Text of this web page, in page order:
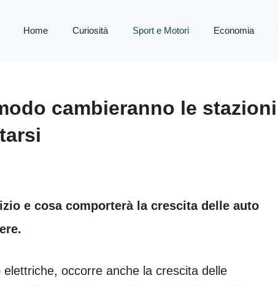
Home Curiosità Sport e Motori Economia
cambieranno le stazioni
e cosa comporterà la crescita delle auto
occorre anche la crescita delle